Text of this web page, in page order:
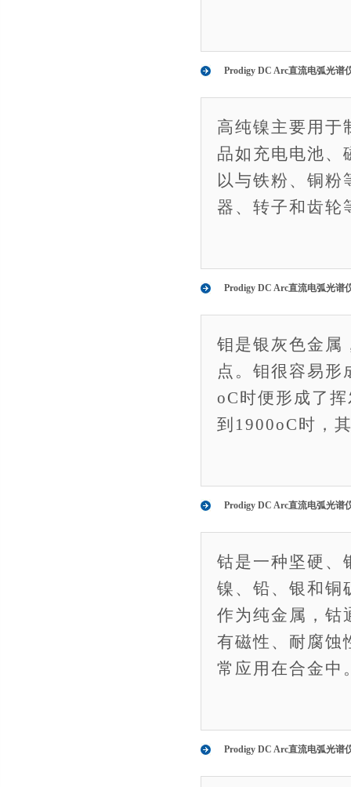
Prodigy DC Arc直流电弧光谱
高纯镍主要用于
品如充电电池、
以与铁粉、铜
器、转子和齿轮
Prodigy DC Arc直流电弧光谱
钼是银灰色金属
点。钼很容易形
oC时便形成了
到1900oC时，
Prodigy DC Arc直流电弧光谱
钴是一种坚硬、
镍、铅、银和铜
作为纯金属，钴
有磁性、耐腐蚀
常应用在合金中
Prodigy DC Arc直流电弧光谱